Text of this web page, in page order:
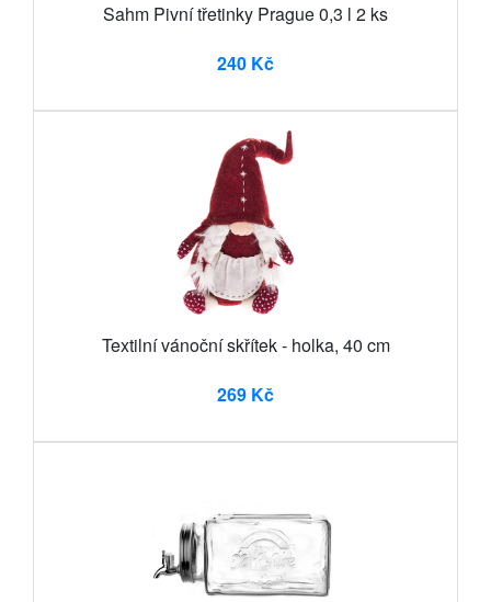
Sahm Pivní třetinky Prague 0,3 l 2 ks
240 Kč
Textilní vánoční skřítek - holka, 40 cm
269 Kč